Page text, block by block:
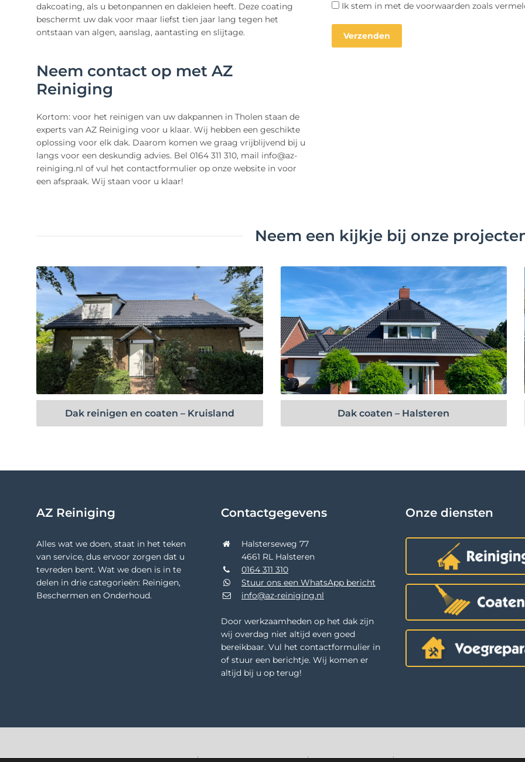
dakcoating, als u betonpannen en dakleien heeft. Deze coating
beschermt uw dak voor maar liefst tien jaar lang tegen het
ontstaan van algen, aanslag, aantasting en slijtage.
Neem contact op met AZ
Reiniging
Kortom: voor het reinigen van uw dakpannen in Tholen staan de
experts van AZ Reiniging voor u klaar. Wij hebben een geschikte
oplossing voor elk dak. Daarom komen we graag vrijblijvend bij u
langs voor een deskundig advies. Bel 0164 311 310, mail info@az-
reiniging.nl of vul het contactformulier op onze website in voor
een afspraak. Wij staan voor u klaar!
Ik stem in met de voorwaarden zoals
Neem een kijkje bij onze
Bekijk project
Dak reinigen en coaten – Kruisland
Bekijk project
Dak coaten – Halsteren
AZ Reiniging
Alles wat we doen, staat in het teken
van service, dus ervoor zorgen dat u
tevreden bent. Wat we doen is in te
delen in drie categorieën: Reinigen,
Beschermen en Onderhoud.
Contactgegevens
Halsterseweg 77
4661 RL Halsteren
0164 311 310
Stuur ons een WhatsApp bericht
info@az-reiniging.nl
Door werkzaamheden op het dak zijn
wij overdag niet altijd even goed
bereikbaar. Vul het contactformulier in
of stuur een berichtje. Wij komen er
altijd bij u op terug!
Onze diensten